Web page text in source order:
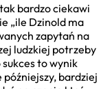
bardzo ciekawi
„ile Dzinold ma
zapytań na
ludzkiej potrzeby
to wynik
bardziej